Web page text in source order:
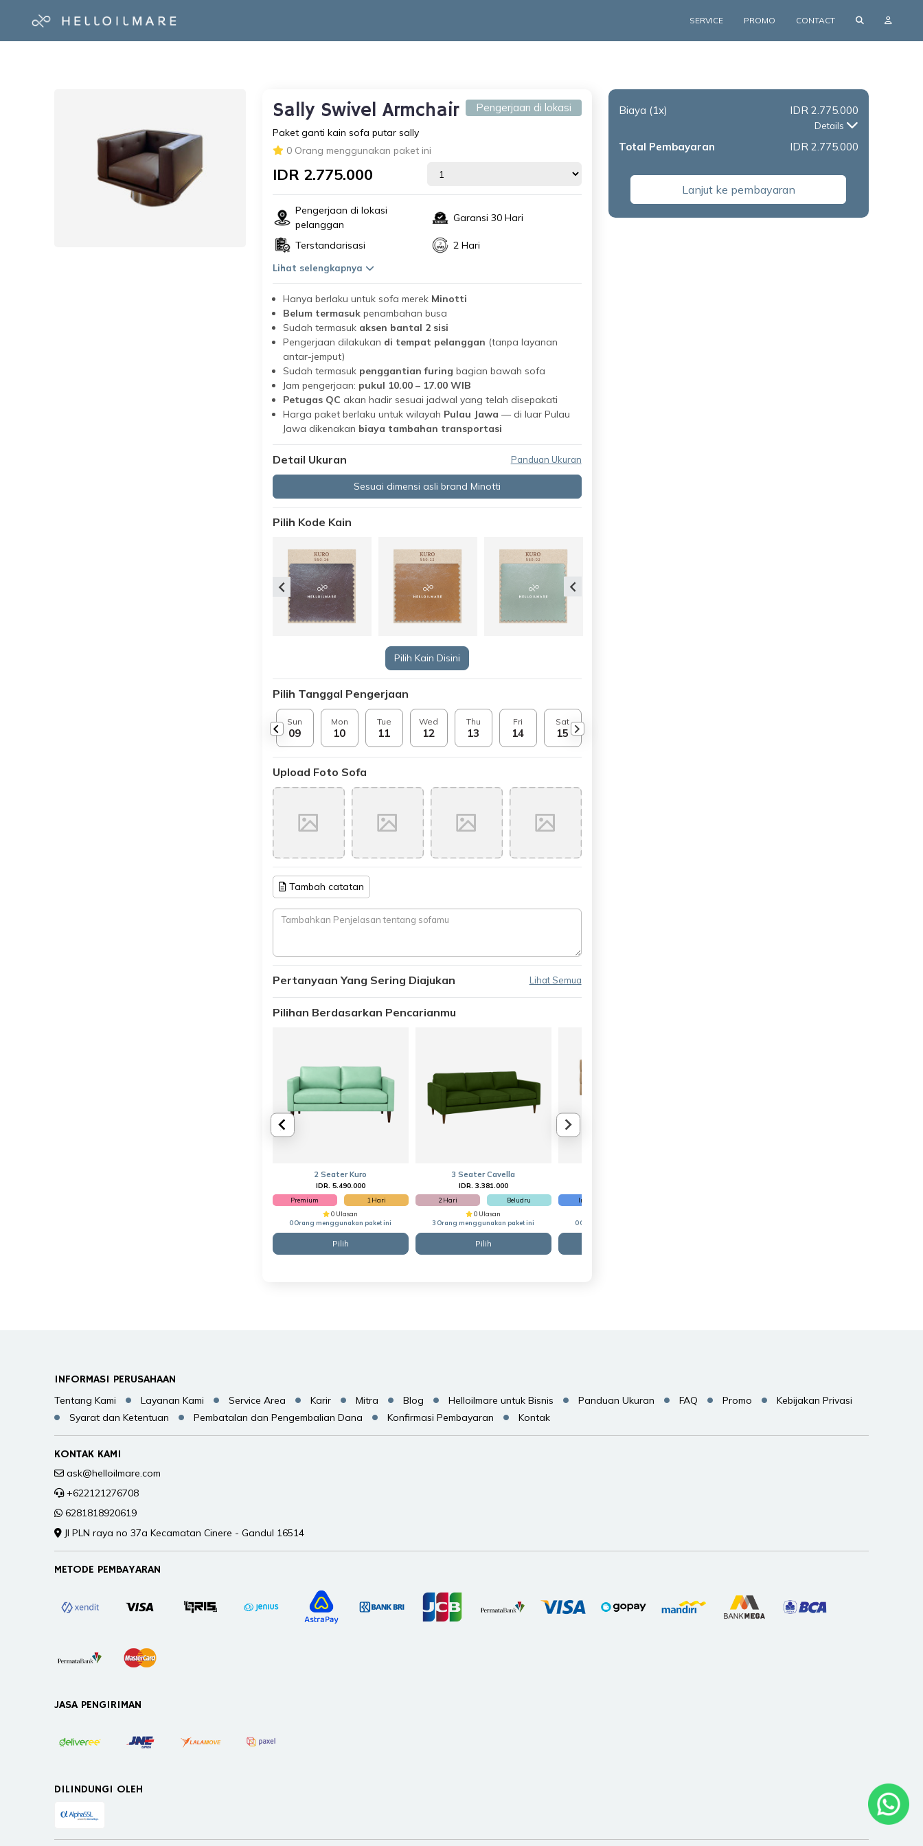
SERVICE PROMO CONTACT
Sally Swivel Armchair Pengerjaan di lokasi
Paket ganti kain sofa putar sally
0 Orang menggunakan paket ini
IDR 2.775.000
Pengerjaan di lokasi
pelanggan
Garansi 30 Hari
Terstandarisasi 2 Hari
Lihat selengkapnya
Hanya berlaku untuk sofa merek Minotti
Belum termasukpenambahan busa
Sudah termasuk aksen bantal 2 sisi
Pengerjaan dilakukan di tempat pelanggan (tanpa layanan
antar-jemput)
Sudah termasuk penggantian furing bagian bawah sofa
Jam pengerjaan: pukul 10.00 – 17.00 WIB
Petugas QC akan hadir sesuai jadwal yang telah disepakati
Harga paket berlaku untuk wilayah Pulau Jawa — di luar Pulau
Jawa dikenakan biaya tambahan transportasi
Detail Ukuran Panduan Ukuran
Sesuai dimensi asli brand Minotti
Pilih Kode Kain
Pilih Kain Disini
Pilih Tanggal Pengerjaan
Sun
09
Mon
10
Tue
11
Wed
12
Thu
13
Fri
14
Sat
15
Upload Foto Sofa
Tambah catatan
Pertanyaan Yang Sering Diajukan Lihat Semua
Pilihan Berdasarkan Pencarianmu
2 Seater Kuro
IDR. 5.490.000
Premium
1 Hari
0 Ulasan
0 Orang menggunakan paket ini
Pilih
3 Seater Cavella
IDR. 3.381.000
2 Hari
Beludru
0 Ulasan
3 Orang menggunakan paket ini
Pilih
Informa
0 Orang menggunakan paket ini
Biaya (1x) IDR 2.775.000
Details
Total Pembayaran IDR 2.775.000
Lanjut ke pembayaran
INFORMASI PERUSAHAAN
Tentang Kami Layanan Kami Service Area Karir Mitra Blog Helloilmare untuk Bisnis Panduan Ukuran FAQ Promo
Kebijakan Privasi
Syarat dan Ketentuan
Pembatalan dan Pengembalian Dana Konfirmasi Pembayaran Kontak
KONTAK KAMI
ask@helloilmare.com
+622121276708
6281818920619
Jl PLN raya no 37a Kecamatan Cinere - Gandul 16514
METODE PEMBAYARAN
JASA PENGIRIMAN
DILINDUNGI OLEH